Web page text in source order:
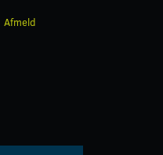
Afmeld